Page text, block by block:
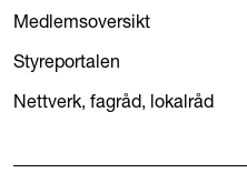
Medlemsoversikt
Styreportalen
Nettverk, fagråd, lokalråd